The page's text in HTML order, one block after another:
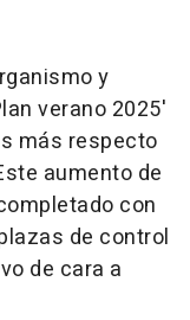
y
verano 2025'
más respecto
aumento de
con
de control
de cara a